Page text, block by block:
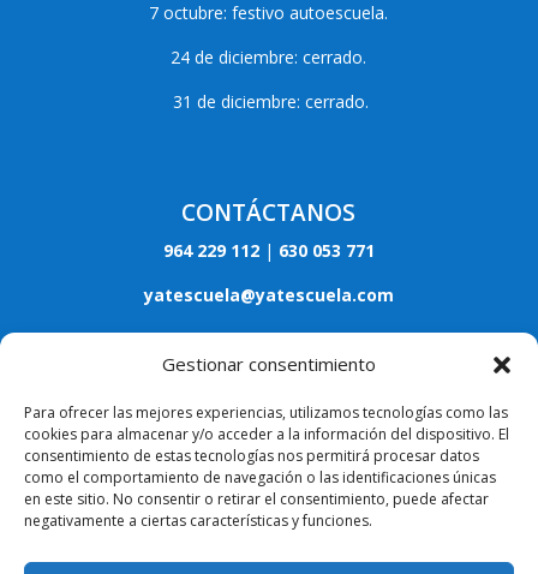
Gestionar consentimiento
Para ofrecer las mejores experiencias, utilizamos tecnologías como las
cookies para almacenar y/o acceder a la información del dispositivo. El
consentimiento de estas tecnologías nos permitirá procesar datos
como el comportamiento de navegación o las identificaciones únicas
en este sitio. No consentir o retirar el consentimiento, puede afectar
negativamente a ciertas características y funciones.
7 octubre: festivo autoescuela.
24 de diciembre: cerrado.
31 de diciembre: cerrado.
CONTÁCTANOS
964 229 112| 630 053 771
yatescuela@yatescuela.com
Calle Museros, 3 - Bajo 12005, Castellón
ASPECTOS LEGALES
Aviso legal
Política de privacidad
Política de cookies